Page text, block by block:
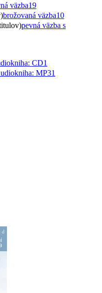
väzba19
brožovaná väzba10
pevná väzba s
CD1
MP31